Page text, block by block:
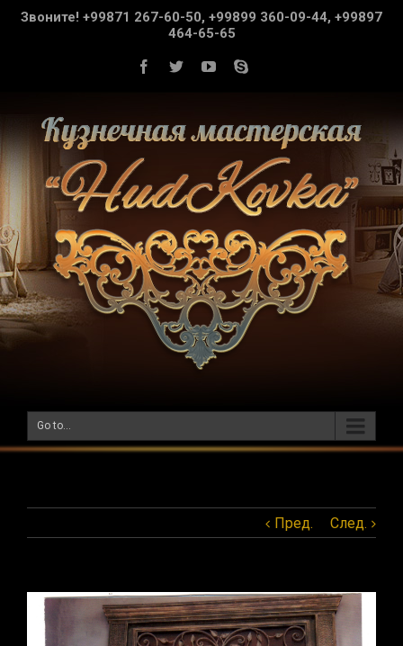
Звоните! +99871 267-60-50, +99899 360-09-44, +99897
464-65-65
Go to...
Пред. След.